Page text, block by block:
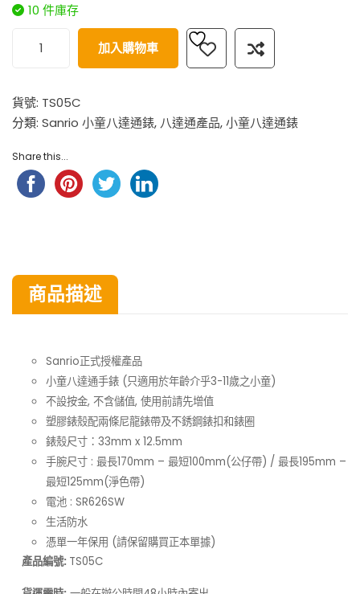
10 件庫存
加入購物車
貨號: TS05C
分類: Sanrio 小童八達通錶, 八達通產品,小童八達通錶
Share this...
商品描述
Sanrio正式授權產品
小童八達通手錶 (只適用於年齡介乎3-11歲之小童)
不設按金, 不含儲值, 使用前請先增值
塑膠錶殼配兩條尼龍錶帶及不銹鋼錶扣和錶圈
錶殼尺寸：33mm x 12.5mm
手腕尺寸 : 最長170mm – 最短100mm(公仔帶) / 最長195mm –
最短125mm(淨色帶)
電池 : SR626SW
生活防水
憑單一年保用 (請保留購買正本單據)
產品編號: TS05C